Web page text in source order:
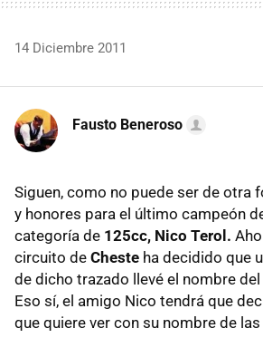
14 Diciembre 2011
Fausto Beneroso
Siguen, como no puede ser de otra
y honores para el último campeón
categoría de 125cc, Nico Terol.
circuito de Cheste ha decidido que
de dicho trazado llevé el nombre
Eso sí, el amigo Nico tendrá que
que quiere ver con su nombre de